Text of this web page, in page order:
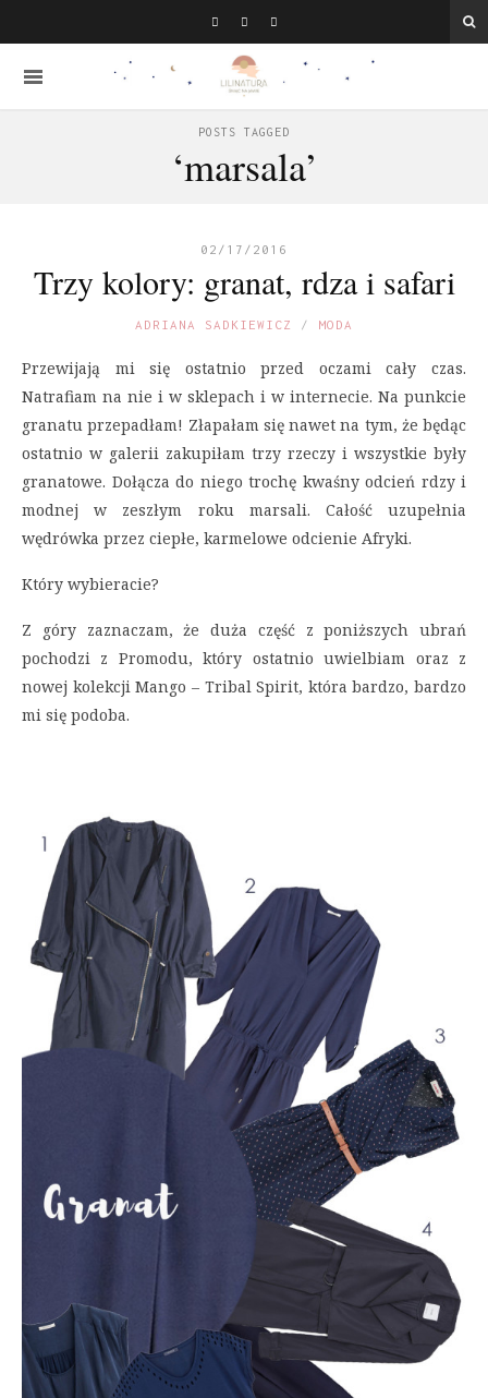
POSTS TAGGED
‘marsala’
02/17/2016
Trzy kolory: granat, rdza i safari
ADRIANA SADKIEWICZ MODA
Przewijają mi się ostatnio przed oczami cały czas.
Natrafiam na nie i w sklepach i w internecie. Na punkcie
granatu przepadłam! Złapałam się nawet na tym, że będąc
ostatnio w galerii zakupiłam trzy rzeczy i wszystkie były
granatowe. Dołącza do niego trochę kwaśny odcień rdzy i
modnej w zeszłym roku marsali. Całość uzupełnia
wędrówka przez ciepłe, karmelowe odcienie Afryki.
Który wybieracie?
Z góry zaznaczam, że duża część z poniższych ubrań
pochodzi z Promodu, który ostatnio uwielbiam oraz z
nowej kolekcji Mango – Tribal Spirit, która bardzo, bardzo
mi się podoba.